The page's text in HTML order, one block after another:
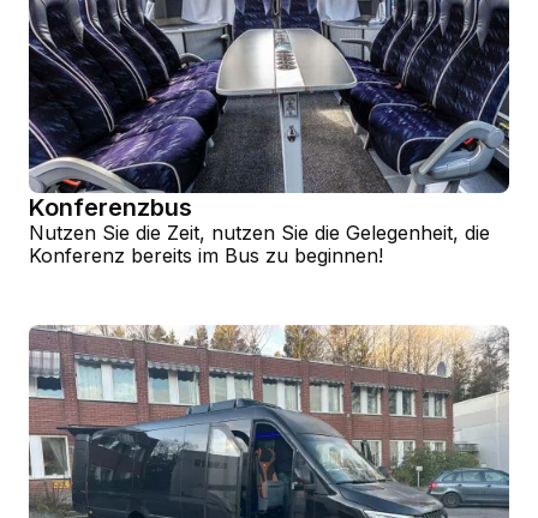
Konferenzbus
Nutzen Sie die Zeit, nutzen Sie die Gelegenheit, die
Konferenz bereits im Bus zu beginnen!